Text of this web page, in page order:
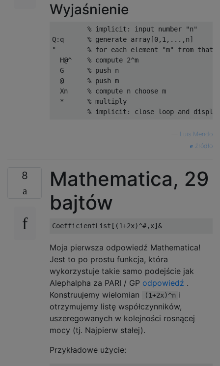
Wyjaśnienie
         % implicit: input number "n"
Q:q      % generate array[0,1,...,n]
"        % for each element "m" from that
  H@^    % compute 2^m
  G      % push n
  @      % push m
  Xn     % compute n choose m
  *      % multiply
Luis Mendo
źródło
8
Mathematica, 29
bajtów
Moja pierwsza odpowiedź Mathematica!
Jest to po prostu funkcja, która
wykorzystuje takie samo podejście jak
Alephalpha za PARI / GP odpowiedź .
Konstruujemy wielomian
(1+2x)^n i
otrzymujemy listę współczynników,
uszeregowanych w kolejności rosnącej
mocy (tj. Najpierw stałej).
Przykładowe użycie: